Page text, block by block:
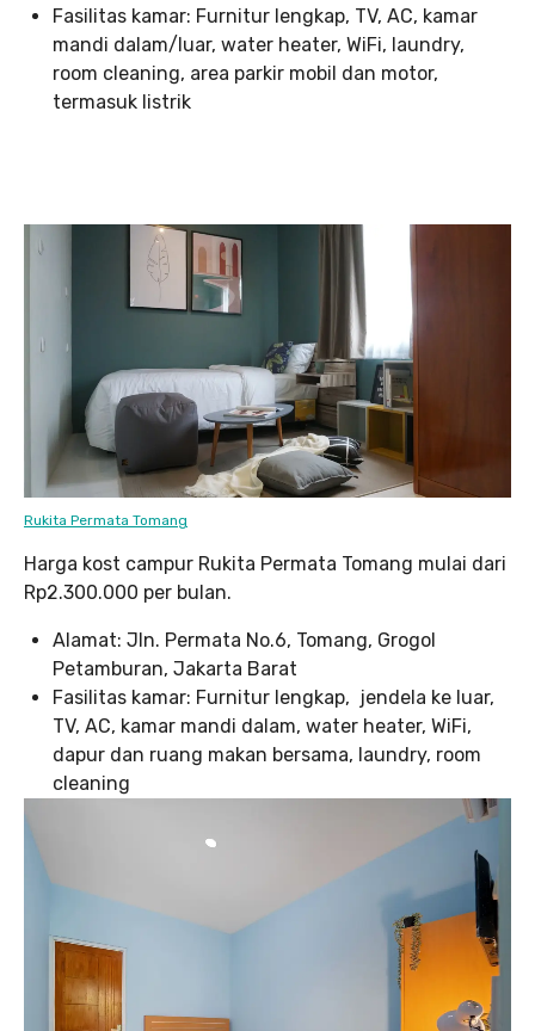
Fasilitas kamar: Furnitur lengkap, TV, AC, kamar
mandi dalam/luar, water heater, WiFi, laundry,
room cleaning, area parkir mobil dan motor,
termasuk listrik
Rukita Permata Tomang
Harga kost campur Rukita Permata Tomang mulai dari
Rp2.300.000 per bulan.
Alamat: Jln. Permata No.6, Tomang, Grogol
Petamburan, Jakarta Barat
Fasilitas kamar: Furnitur lengkap, jendela ke luar,
TV, AC, kamar mandi dalam, water heater, WiFi,
dapur dan ruang makan bersama, laundry, room
cleaning